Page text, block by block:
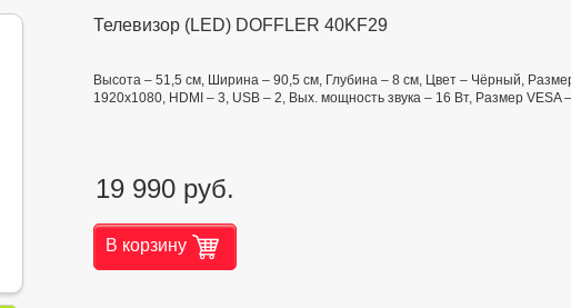
Телевизор (LED) DOFFLER 40KF29
Высота – 51,5 см, Ширина – 90,5 см, Глубина – 8 см, Цвет – Чёрный,
1920x1080, HDMI – 3, USB – 2, Вых. мощность звука – 16 Вт, Размер VESA
19 990 руб.
В корзину